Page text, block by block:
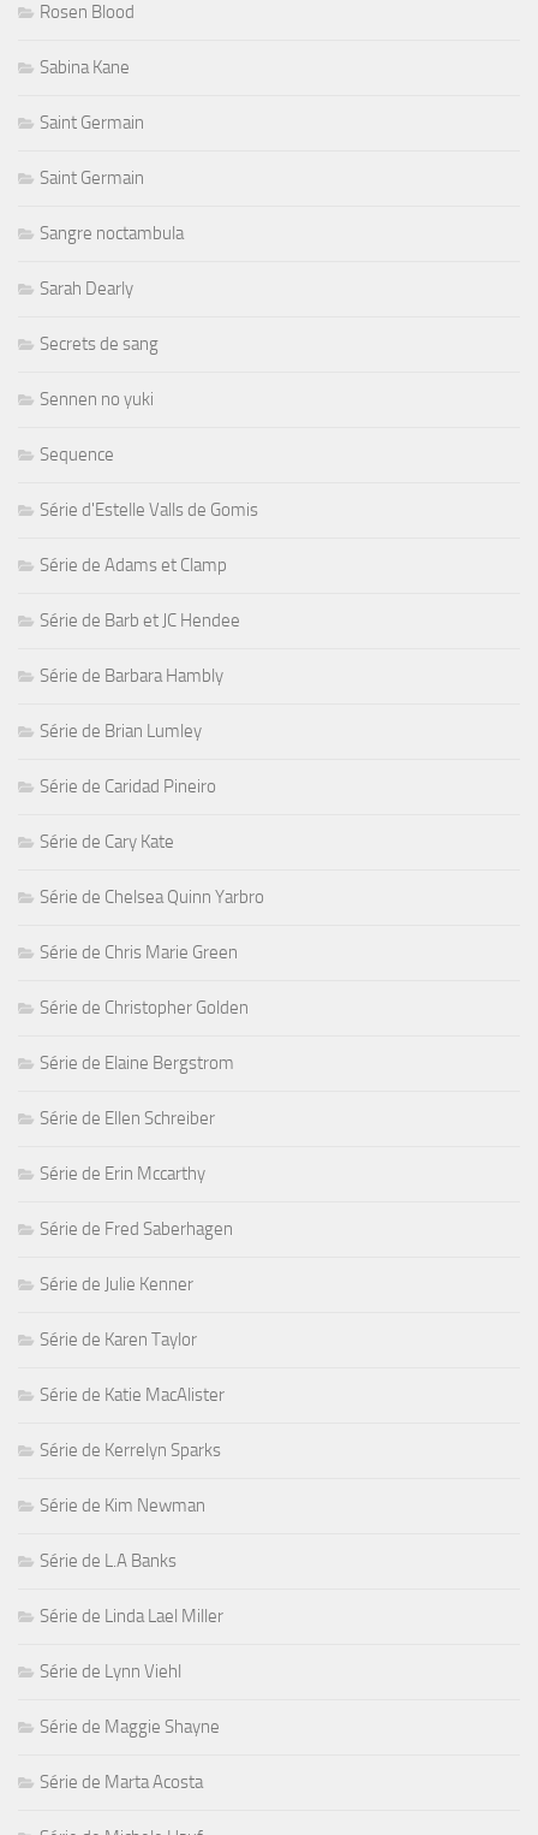
Rosen Blood
Sabina Kane
Saint Germain
Saint Germain
Sangre noctambula
Sarah Dearly
Secrets de sang
Sennen no yuki
Sequence
Série d'Estelle Valls de Gomis
Série de Adams et Clamp
Série de Barb et JC Hendee
Série de Barbara Hambly
Série de Brian Lumley
Série de Caridad Pineiro
Série de Cary Kate
Série de Chelsea Quinn Yarbro
Série de Chris Marie Green
Série de Christopher Golden
Série de Elaine Bergstrom
Série de Ellen Schreiber
Série de Erin Mccarthy
Série de Fred Saberhagen
Série de Julie Kenner
Série de Karen Taylor
Série de Katie MacAlister
Série de Kerrelyn Sparks
Série de Kim Newman
Série de L.A Banks
Série de Linda Lael Miller
Série de Lynn Viehl
Série de Maggie Shayne
Série de Marta Acosta